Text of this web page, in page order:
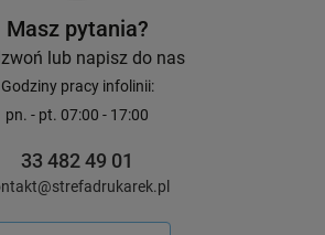
Masz pytania?
lub napisz do nas
Godziny pracy infolinii:
pn. - pt. 07:00 - 17:00
33 482 49 01